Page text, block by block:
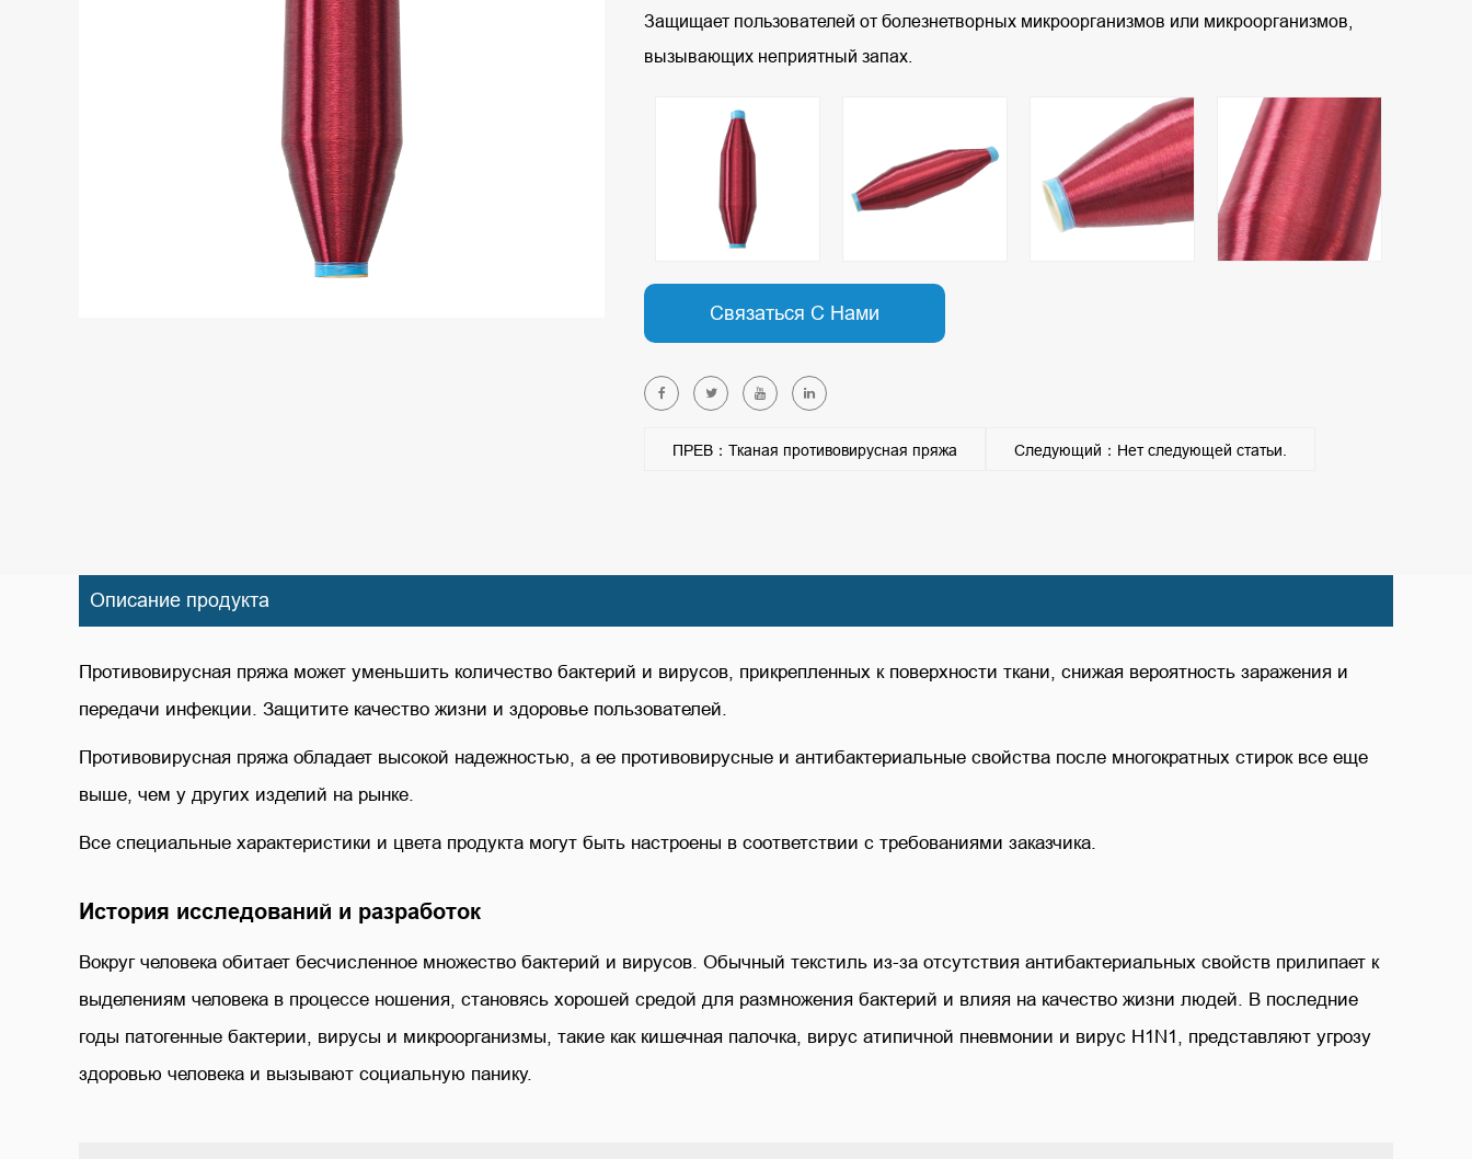
Защищает пользователей от болезнетворных микроорганизмов или микроорганизмов,
вызывающих неприятный запах.
Связаться С Нами
ПРЕВ：Тканая противовирусная пряжа Следующий：Нет следующей статьи.
Описание продукта
Противовирусная пряжа может уменьшить количество бактерий и вирусов, прикрепленных к поверхности ткани, снижая вероятность заражения и
передачи инфекции. Защитите качество жизни и здоровье пользователей.
Противовирусная пряжа обладает высокой надежностью, а ее противовирусные и антибактериальные свойства после многократных стирок все еще
выше, чем у других изделий на рынке.
Все специальные характеристики и цвета продукта могут быть настроены в соответствии с требованиями заказчика.
История исследований и разработок
Вокруг человека обитает бесчисленное множество бактерий и вирусов. Обычный текстиль из-за отсутствия антибактериальных свойств прилипает к
выделениям человека в процессе ношения, становясь хорошей средой для размножения бактерий и влияя на качество жизни людей. В последние
годы патогенные бактерии, вирусы и микроорганизмы, такие как кишечная палочка, вирус атипичной пневмонии и вирус H1N1, представляют угрозу
здоровью человека и вызывают социальную панику.